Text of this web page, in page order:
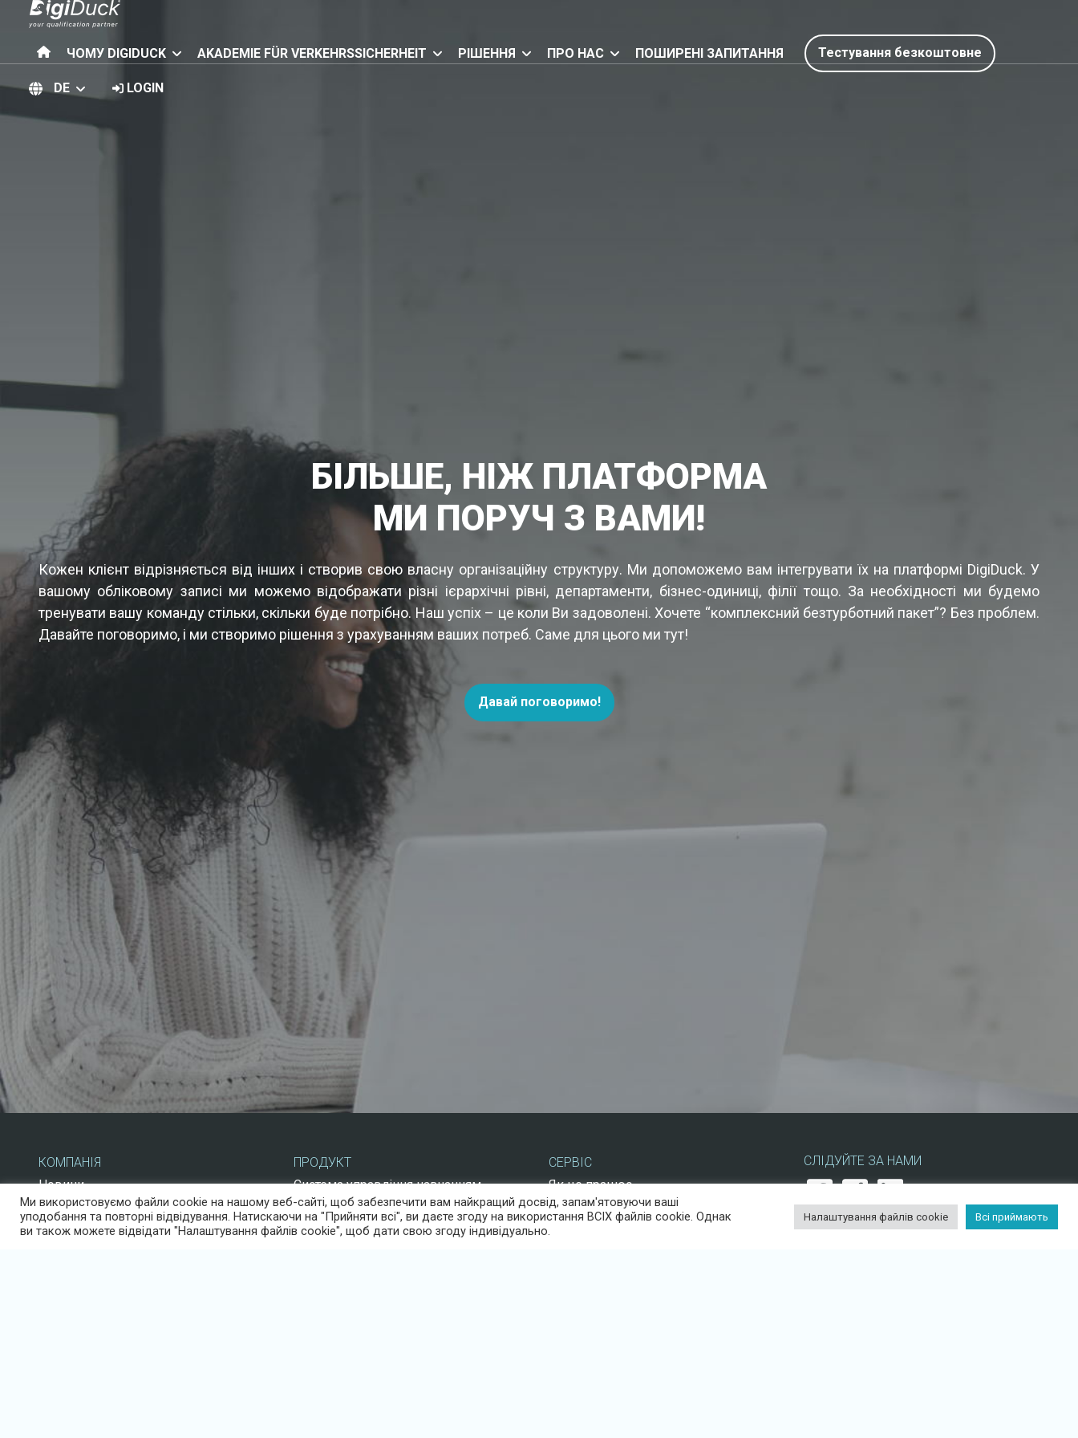
DE LOGIN
ЧОМУ DIGIDUCK AKADEMIE FÜR VERKEHRSSICHERHEIT РІШЕННЯ ПРО НАС ПОШИРЕНІ ЗАПИТАННЯ Тестування безкоштовне
БІЛЬШЕ, НІЖ ПЛАТФОРМА
МИ ПОРУЧ З ВАМИ!
Кожен клієнт відрізняється від інших і створив свою власну організаційну структуру. Ми допоможемо вам інтегрувати їх на платформі DigiDuck. У
вашому обліковому записі ми можемо відображати різні ієрархічні рівні, департаменти, бізнес-одиниці, філії тощо. За необхідності ми будемо
тренувати вашу команду стільки, скільки буде потрібно. Наш успіх – це коли Ви задоволені. Хочете “комплексний безтурботний пакет”? Без проблем.
Давайте поговоримо, і ми створимо рішення з урахуванням ваших потреб. Саме для цього ми тут!
Давай поговоримо!
КОМПАНІЯ
Новини
ПРОДУКТ
Система управління навчанням
Система управління інформацією
Нехтують обов'язками інструктувати!
СЕРВІС
Як це працює
ПОШИРЕНІ ЗАПИТАННЯ
СЛІДУЙТЕ ЗА НАМИ
ДОДАТОК DIGIDUCK
Ми використовуємо файли cookie на нашому веб-сайті, щоб забезпечити вам найкращий досвід, запам'ятовуючи ваші
уподобання та повторні відвідування. Натискаючи на "Прийняти всі", ви даєте згоду на використання ВСІХ файлів cookie. Однак
ви також можете відвідати "Налаштування файлів cookie", щоб дати свою згоду індивідуально.
Налаштування файлів cookie Всі приймають